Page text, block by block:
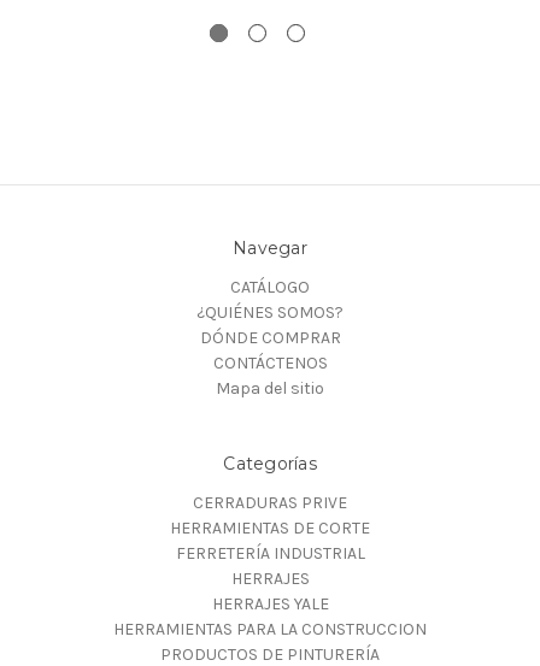
Navegar
CATÁLOGO
¿QUIÉNES SOMOS?
DÓNDE COMPRAR
CONTÁCTENOS
Mapa del sitio
Categorías
CERRADURAS PRIVE
HERRAMIENTAS DE CORTE
FERRETERÍA INDUSTRIAL
HERRAJES
HERRAJES YALE
HERRAMIENTAS PARA LA CONSTRUCCION
PRODUCTOS DE PINTURERÍA